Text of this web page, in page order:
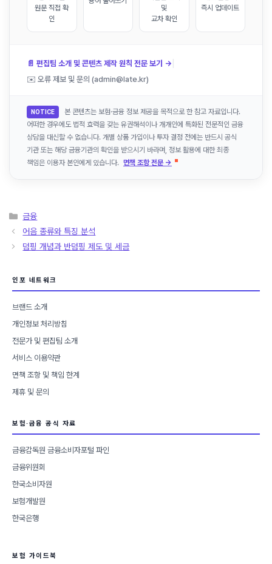
원문 직접 확
인
및
교차 확인
즉시 업데이트
📄 편집팀 소개 및 콘텐츠 제작 원칙 전문 보기 →
✉️ 오류 제보 및 문의 (admin@late.kr)
NOTICE
본 콘텐츠는 보험·금융 정보 제공을 목적으로 한 참고 자료입니다.
어떠한 경우에도 법적 효력을 갖는 유권해석이나 개개인에 특화된 전문적인 금융
상담을 대신할 수 없습니다. 개별 상품 가입이나 투자 결정 전에는 반드시 공식
기관 또는 해당 금융기관의 확인을 받으시기 바라며, 정보 활용에 대한 최종
책임은 이용자 본인에게 있습니다. 면책 조항 전문 →
카
테
리
금융
어음 종류와 특징 분석
덤핑 개념과 반덤핑 제도 및 세금
인포 네트워크
브랜드 소개
개인정보 처리방침
전문가 및 편집팀 소개
서비스 이용약관
면책 조항 및 책임 한계
제휴 및 문의
보험·금융 공식 자료
금융감독원 금융소비자포털 파인
금융위원회
한국소비자원
보험개발원
한국은행
보험 가이드북